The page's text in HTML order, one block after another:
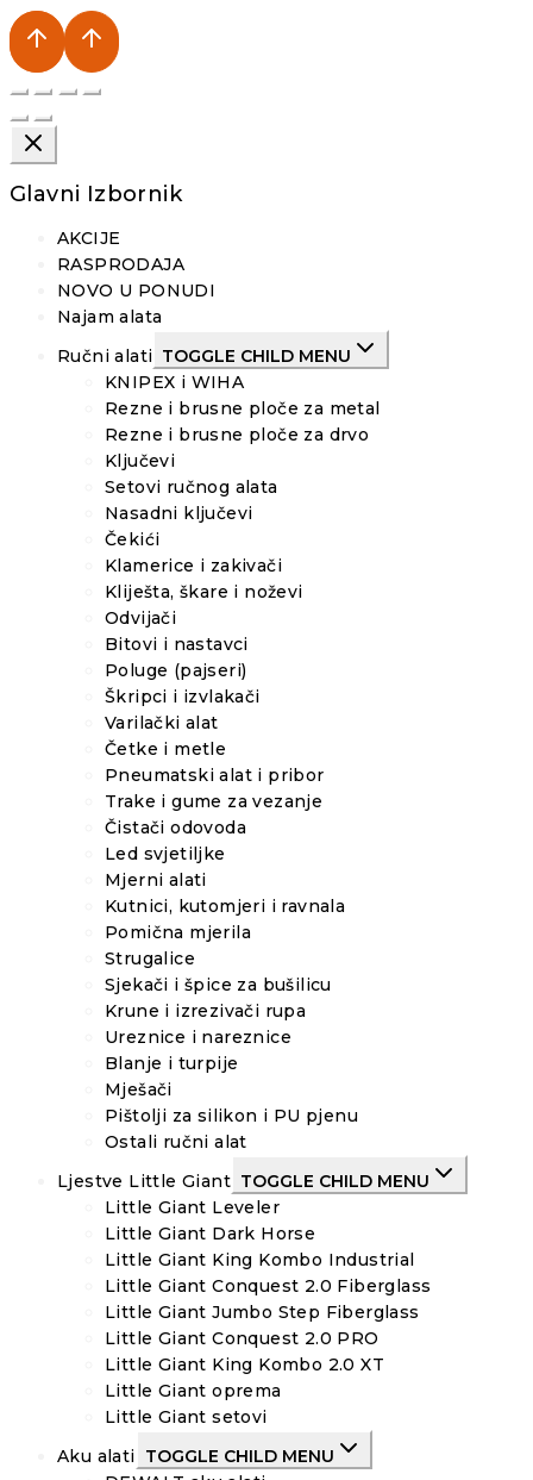
Glavni Izbornik
AKCIJE
RASPRODAJA
NOVO U PONUDI
Najam alata
Ručni alati TOGGLE CHILD MENU
KNIPEX i WIHA
Rezne i brusne ploče za metal
Rezne i brusne ploče za drvo
Ključevi
Setovi ručnog alata
Nasadni ključevi
Čekići
Klamerice i zakivači
Kliješta, škare i noževi
Odvijači
Bitovi i nastavci
Poluge (pajseri)
Škripci i izvlakači
Varilački alat
Četke i metle
Pneumatski alat i pribor
Trake i gume za vezanje
Čistači odovoda
Led svjetiljke
Mjerni alati
Kutnici, kutomjeri i ravnala
Pomična mjerila
Strugalice
Sjekači i špice za bušilicu
Krune i izrezivači rupa
Ureznice i nareznice
Blanje i turpije
Mješači
Pištolji za silikon i PU pjenu
Ostali ručni alat
Ljestve Little Giant TOGGLE CHILD MENU
Little Giant Leveler
Little Giant Dark Horse
Little Giant King Kombo Industrial
Little Giant Conquest 2.0 Fiberglass
Little Giant Jumbo Step Fiberglass
Little Giant Conquest 2.0 PRO
Little Giant King Kombo 2.0 XT
Little Giant oprema
Little Giant setovi
Aku alati TOGGLE CHILD MENU